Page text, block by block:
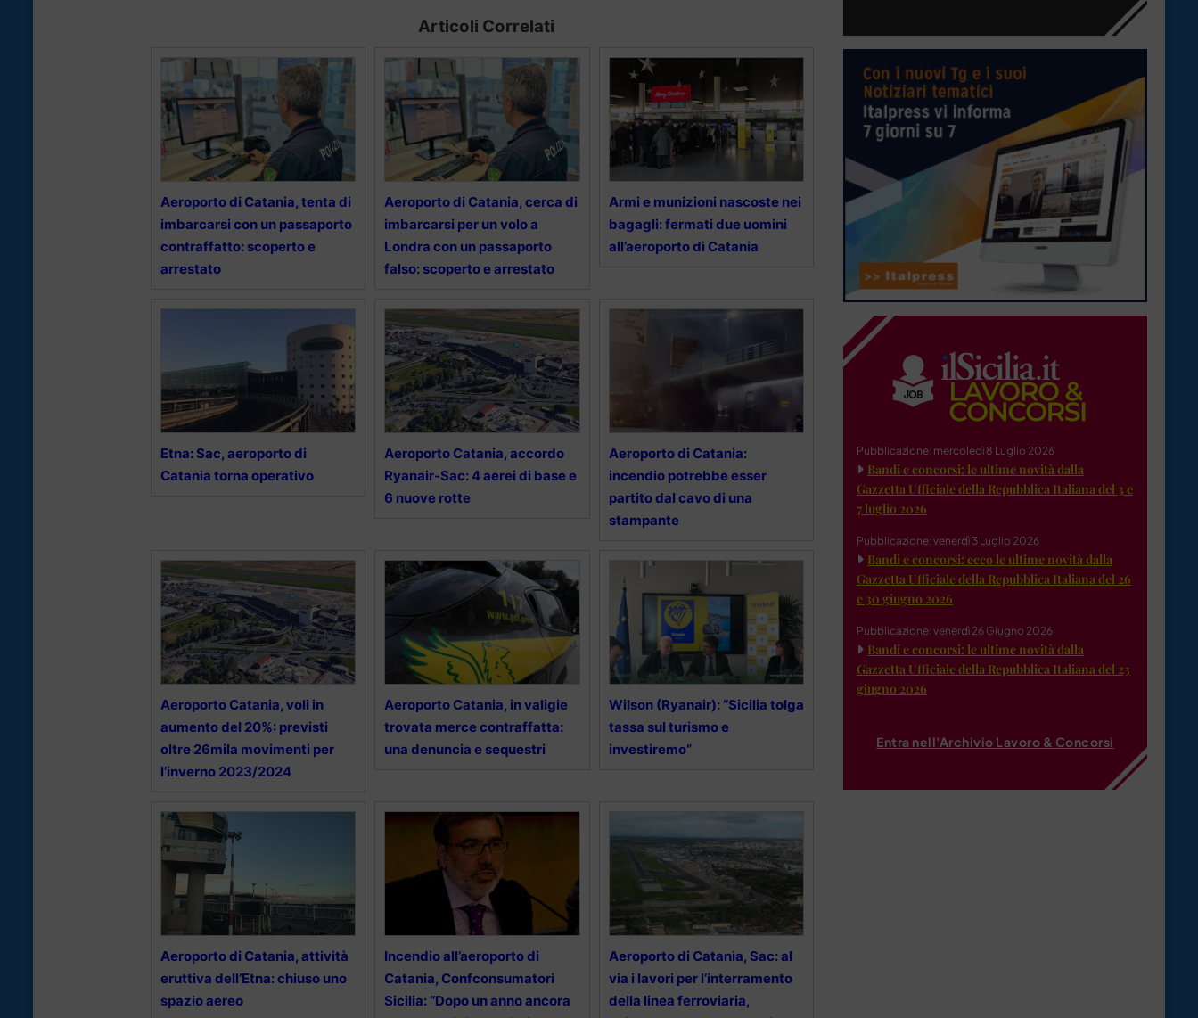
Articoli Correlati
Aeroporto di Catania, tenta di
imbarcarsi con un passaporto
contraffatto: scoperto e
arrestato
Aeroporto di Catania, cerca di
imbarcarsi per un volo a
Londra con un passaporto
falso: scoperto e arrestato
Armi e munizioni nascoste nei
bagagli: fermati due uomini
all’aeroporto di Catania
Etna: Sac, aeroporto di
Catania torna operativo
Aeroporto Catania, accordo
Ryanair-Sac: 4 aerei di base e
6 nuove rotte
Aeroporto di Catania:
incendio potrebbe esser
partito dal cavo di una
stampante
Aeroporto Catania, voli in
aumento del 20%: previsti
oltre 26mila movimenti per
l’inverno 2023/2024
Aeroporto Catania, in valigie
trovata merce contraffatta:
una denuncia e sequestri
Wilson (Ryanair): “Sicilia tolga
tassa sul turismo e
investiremo”
Aeroporto di Catania, attività
eruttiva dell’Etna: chiuso uno
spazio aereo
Incendio all’aeroporto di
Catania, Confconsumatori
Sicilia: “Dopo un anno ancora
Aeroporto di Catania, Sac: al
via i lavori per l’interramento
della linea ferroviaria,
Pubblicazione: mercoledì 8 Luglio 2026
Bandi e concorsi: le ultime novità dalla
Gazzetta Ufficiale della Repubblica Italiana del 3 e
7 luglio 2026
Pubblicazione: venerdì 3 Luglio 2026
Bandi e concorsi: ecco le ultime novità dalla
Gazzetta Ufficiale della Repubblica Italiana del 26
e 30 giugno 2026
Pubblicazione: venerdì 26 Giugno 2026
Bandi e concorsi: le ultime novità dalla
Gazzetta Ufficiale della Repubblica Italiana del 23
giugno 2026
Entra nell'Archivio Lavoro & Concorsi